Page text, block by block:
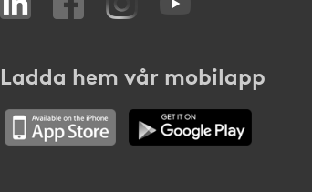
Ladda hem vår mobilapp